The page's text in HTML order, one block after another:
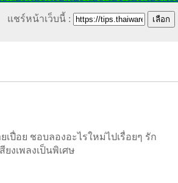
แชร์หน้าเว็บนี้ :
เปื่อย ชอบลองอะไรใหม่ไปเรื่อยๆ รัก
ยงเพลงเป็นพิเศษ